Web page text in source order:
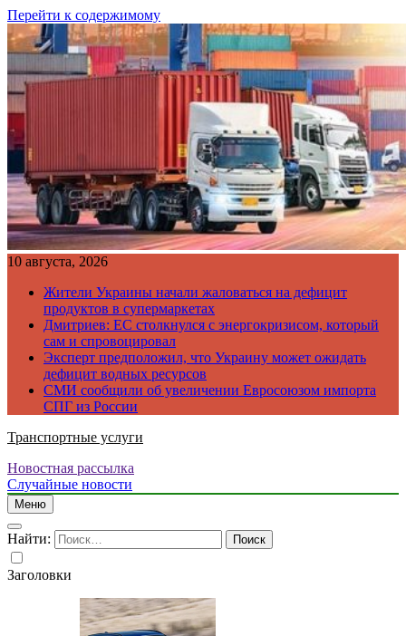
Перейти к содержимому
10 августа, 2026
Жители Украины начали жаловаться на дефицит
продуктов в супермаркетах
Дмитриев: ЕС столкнулся с энергокризисом, который
сам и спровоцировал
Эксперт предположил, что Украину может ожидать
дефицит водных ресурсов
СМИ сообщили об увеличении Евросоюзом импорта
СПГ из России
Транспортные услуги
Новостная рассылка
Случайные новости
Меню
Найти:
Заголовки